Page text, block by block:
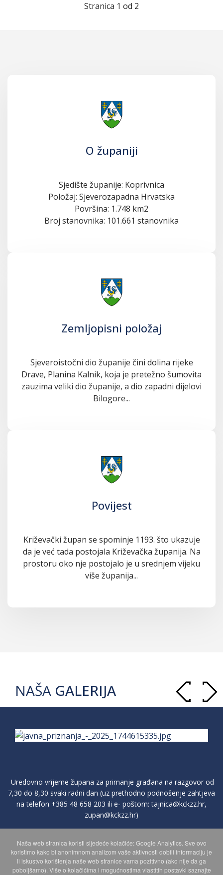
Stranica 1 od 2
O županiji
Sjedište županije: Koprivnica
Položaj: Sjeverozapadna Hrvatska
Površina: 1.748 km2
Broj stanovnika: 101.661 stanovnika
Zemljopisni položaj
Sjeveroistočni dio županije čini dolina rijeke
Drave, Planina Kalnik, koja je pretežno šumovita
zauzima veliki dio županije, a dio zapadni dijelovi
Bilogore...
Povijest
Križevački župan se spominje 1193. što ukazuje
da je već tada postojala Križevačka županija. Na
prostoru oko nje postojalo je u srednjem vijeku
više županija...
NAŠA GALERIJA
Uredovno vrijeme župana za primanje građana na razgovor od
7,30 do 8,30 svaki radni dan (uz prethodno podnošenje zahtjeva
na telefon +385 48 658 203 ili e- poštom:tajnica@kckzz.hr,
zupan@kckzz.hr)
POLITIKA ZAŠTITE PRIVATNOSTI OSOBNIH PODATAKA
MAPA WEBA
Naša web stranica koristi sljedeće kolačiće: Google Analytics. Sve ovo
koristimo kako bi anonimnom analizom vaše aktivnosti dobili informaciju je
li iskustvo korištenja naše web stranice vama pozitivno (ako nije da ga
poboljšamo). Više o kolačićima i mogućnostima vlastitih postavki saznajte